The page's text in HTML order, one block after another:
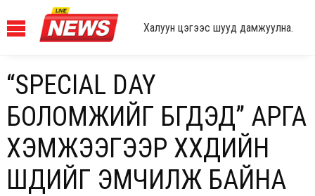
Халуун цэгээс шууд дамжуулна.
“SPECIAL DAY
БОЛОМЖИЙГ БҮГДЭД” АРГА
ХЭМЖЭЭГЭЭР ХҮҮХДИЙН
ШҮДИЙГ ЭМЧИЛЖ БАЙНА